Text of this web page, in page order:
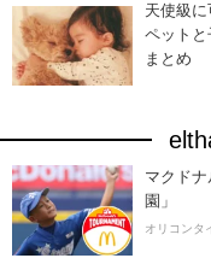
天使級
ペット
まとめ
マクド
園」
オリコンタ